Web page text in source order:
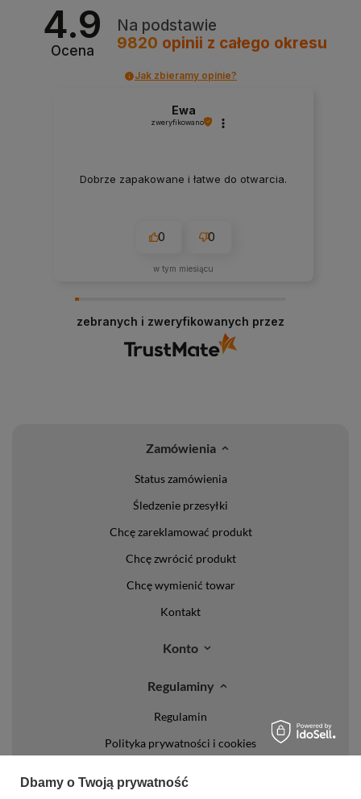
4.9
Ocena
Na podstawie
9820 opinii z całego okresu
Jak zbieramy opinie?
Ewa
zweryfikowano
Dobrze zapakowane i łatwe do otwarcia.
0 0
w tym miesiącu
zebranych i zweryfikowanych przez
Zamówienia
Status zamówienia
Śledzenie przesyłki
Chcę zareklamować produkt
Chcę zwrócić produkt
Chcę wymienić towar
Kontakt
Konto
Regulaminy
Regulamin
Polityka prywatności i cookies
Dbamy o Twoją prywatność